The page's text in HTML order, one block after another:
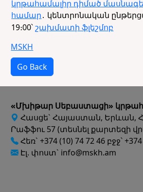
կրթահամալիր դիմած
համար․ կենտրոնական
19։00՝շախմատի ֆլեշմոբ
MSKH
Go Back
«Մխիթար Սեբաստացի»
Հասցե` Հայաստան, Երևան,
Րաֆֆու 57 (տեսնել քարտեզի
Հեռ` +374 (10) 74 72 46 բջջ՝
Էլ. փոստ` info@mskh.am